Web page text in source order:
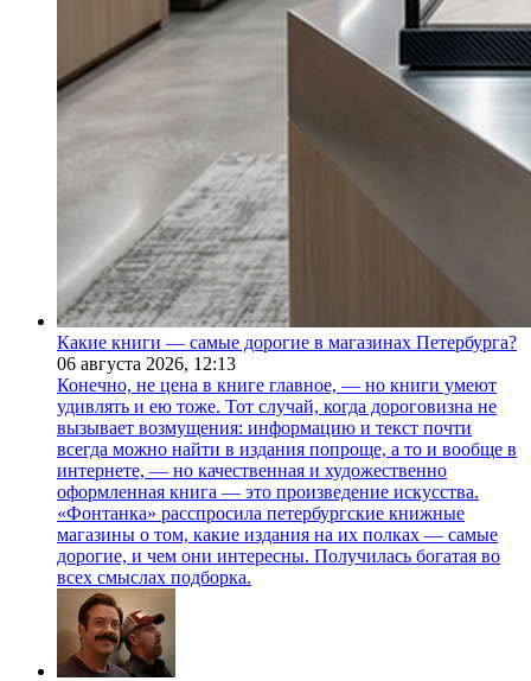
Какие книги — самые дорогие в магазинах Петербурга?
06 августа 2026, 12:13
Конечно, не цена в книге главное, — но книги умеют
удивлять и ею тоже. Тот случай, когда дороговизна не
вызывает возмущения: информацию и текст почти
всегда можно найти в издания попроще, а то и вообще в
интернете, — но качественная и художественно
оформленная книга — это произведение искусства.
«Фонтанка» расспросила петербургские книжные
магазины о том, какие издания на их полках — самые
дорогие, и чем они интересны. Получилась богатая во
всех смыслах подборка.